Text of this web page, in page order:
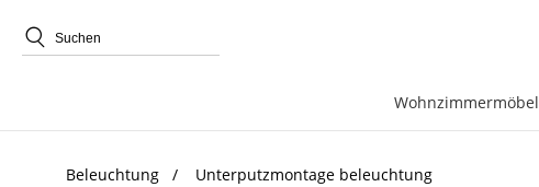
Wohnzimmermöbel
Beleuchtung Unterputzmontage beleuchtung
Beleuchtung